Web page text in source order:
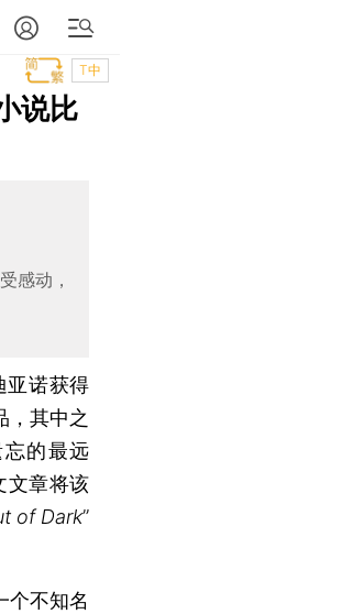
T中
说比
感动，
亚诺获得
，其中之
的最远
文章将该
of Dark”
不知名